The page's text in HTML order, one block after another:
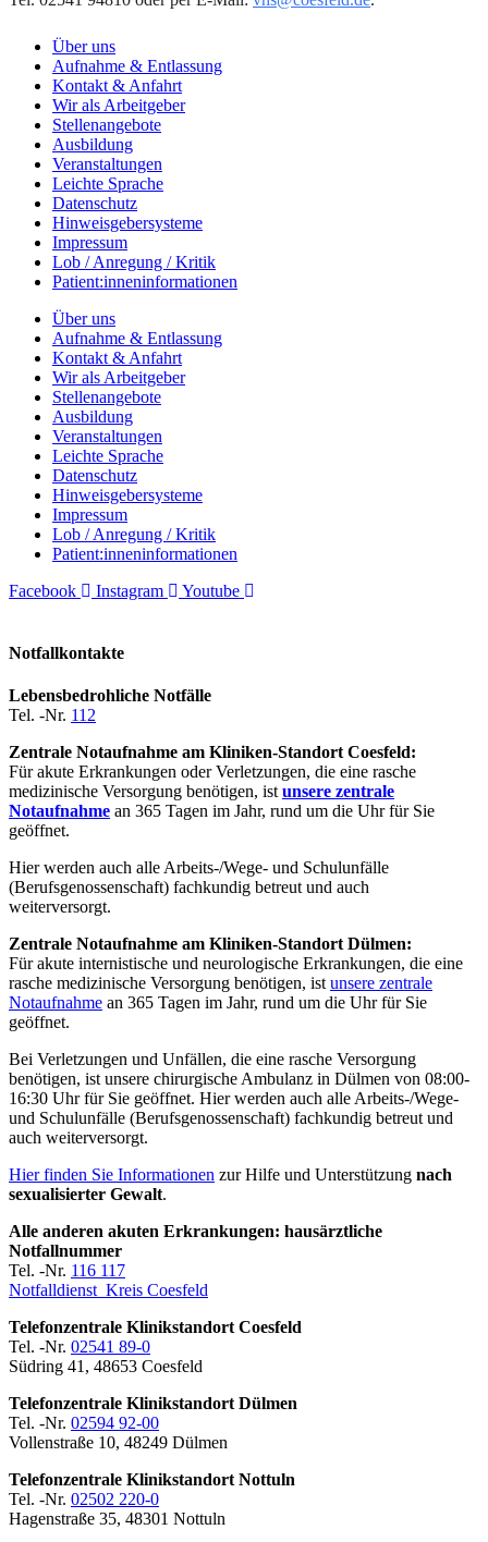
Über uns
Aufnahme & Entlassung
Kontakt & Anfahrt
Wir als Arbeitgeber
Stellenangebote
Ausbildung
Veranstaltungen
Leichte Sprache
Datenschutz
Hinweisgebersysteme
Impressum
Lob / Anregung / Kritik
Patient:inneninformationen
Über uns
Aufnahme & Entlassung
Kontakt & Anfahrt
Wir als Arbeitgeber
Stellenangebote
Ausbildung
Veranstaltungen
Leichte Sprache
Datenschutz
Hinweisgebersysteme
Impressum
Lob / Anregung / Kritik
Patient:inneninformationen
Facebook
Instagram Youtube
Notfallkontakte
Lebensbedrohliche Notfälle
Tel. -Nr. 112
Zentrale Notaufnahme am Kliniken-Standort Coesfeld:
Für akute Erkrankungen oder Verletzungen, die eine rasche
medizinische Versorgung benötigen, ist unsere zentrale
Notaufnahme an 365 Tagen im Jahr, rund um die Uhr für Sie
geöffnet.
Hier werden auch alle Arbeits-/Wege- und Schulunfälle
(Berufsgenossenschaft) fachkundig betreut und auch
weiterversorgt.
Zentrale Notaufnahme am Kliniken-Standort Dülmen:
Für akute internistische und neurologische Erkrankungen, die eine
rasche medizinische Versorgung benötigen, ist unsere zentrale
Notaufnahme an 365 Tagen im Jahr, rund um die Uhr für Sie
geöffnet.
Bei Verletzungen und Unfällen, die eine rasche Versorgung
benötigen, ist unsere chirurgische Ambulanz in Dülmen von 08:00-
16:30 Uhr für Sie geöffnet. Hier werden auch alle Arbeits-/Wege-
und Schulunfälle (Berufsgenossenschaft) fachkundig betreut und
auch weiterversorgt.
Hier finden Sie Informationen zur Hilfe und Unterstützung nach
sexualisierter Gewalt.
Alle anderen akuten Erkrankungen: hausärztliche
Notfallnummer
Tel. -Nr. 116 117
Notfalldienst Kreis Coesfeld
Telefonzentrale Klinikstandort Coesfeld
Tel. -Nr. 02541 89-0
Südring 41, 48653 Coesfeld
Telefonzentrale Klinikstandort Dülmen
Tel. -Nr. 02594 92-00
Vollenstraße 10, 48249 Dülmen
Telefonzentrale Klinikstandort Nottuln
Tel. -Nr. 02502 220-0
Hagenstraße 35, 48301 Nottuln